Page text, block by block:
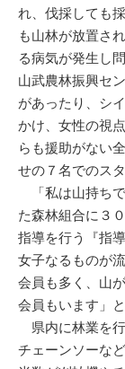
れ、伐採しても
も山林が放置さ
る病気が発生し
山武農林振興セ
があったり、シ
かけ、女性の視
らも援助がない
せの７名でのス
「私は山持ち
た森林組合に３
指導を行う『指
女子なるものが
会員も多く、山
会員もいます」
県内に林業を
チェーンソーな